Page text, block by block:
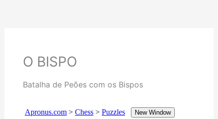
O BISPO
Batalha de Peões com os Bispos